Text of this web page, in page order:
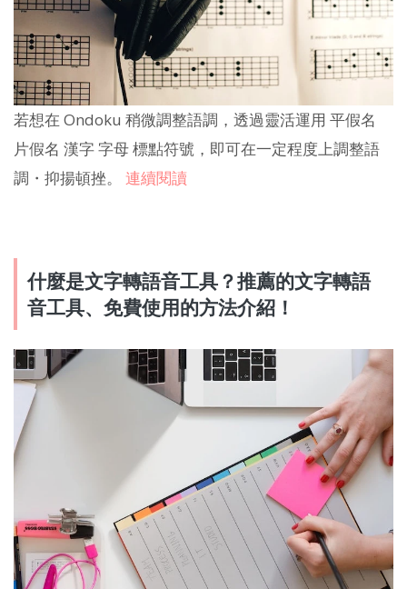
若想在 Ondoku 稍微調整語調，透過靈活運用 平假名
片假名 漢字 字母 標點符號，即可在一定程度上調整語
調・抑揚頓挫。 連續閱讀
什麼是文字轉語音工具？推薦的文字轉語
音工具、免費使用的方法介紹！